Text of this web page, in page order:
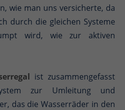
wie man uns versicherte, da
durch die gleichen Systeme
wird, wie zur aktiven
ist zusammengefasst
zur Umleitung und
das die Wasserräder in den